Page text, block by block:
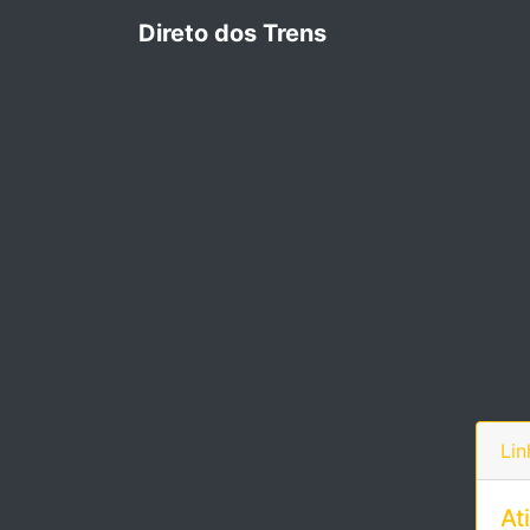
Direto dos Trens